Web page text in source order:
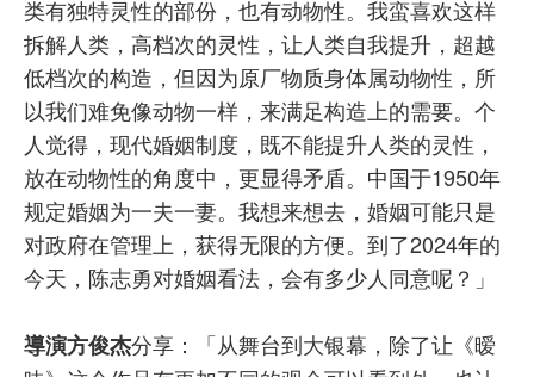
类有独特灵性的部份，也有动物性。我蛮喜欢这样
拆解人类，高档次的灵性，让人类自我提升，超越
低档次的构造，但因为原厂物质身体属动物性，所
以我们难免像动物一样，来满足构造上的需要。个
人觉得，现代婚姻制度，既不能提升人类的灵性，
放在动物性的角度中，更显得矛盾。中国于1950年
规定婚姻为一夫一妻。我想来想去，婚姻可能只是
对政府在管理上，获得无限的方便。到了2024年的
今天，陈志勇对婚姻看法，会有多少人同意呢？」
導演方俊杰分享：「从舞台到大银幕，除了让《暧